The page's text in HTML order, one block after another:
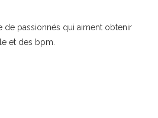
de passionnés qui aiment obtenir
et des bpm.